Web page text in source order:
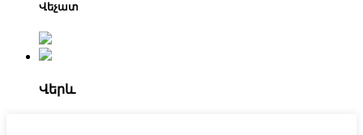
Վեչատ
Վերև